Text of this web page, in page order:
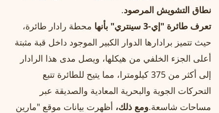
نطاق التشويش المرصود.
تعرف طائرة "إي-3 سينتري" بأنها
محطة رادار طائرة،
حيث تتميز برادارها الدوار الكبير الموجود داخل قبة مثبتة
أعلى الجزء الخلفي من هيكلها، ويصل مدى هذا الرادار
إلى أكثر من 375 كيلومترا، مما يتيح للطائرة تتبع
التحركات الجوية والبحرية المعادية والصديقة عبر
مساحات شاسعة.ومع ذلك، أظهرت بيانات موقع "مارين